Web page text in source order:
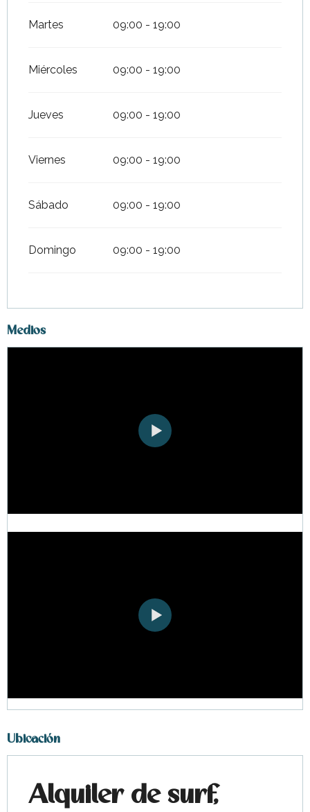
Martes 09:00 - 19:00
Miércoles 09:00 - 19:00
Jueves 09:00 - 19:00
Viernes 09:00 - 19:00
Sábado 09:00 - 19:00
Domingo 09:00 - 19:00
Medios
Ubicación
Alquiler de surf,